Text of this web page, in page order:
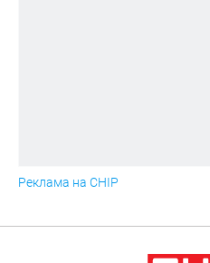
Реклама на CHIP